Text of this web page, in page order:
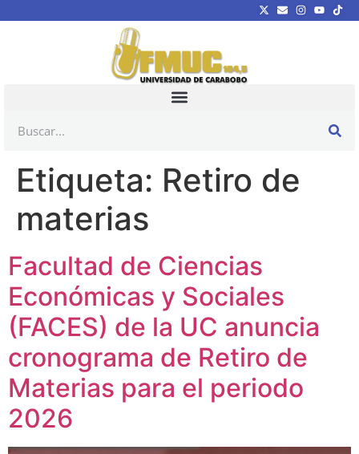
Etiqueta: Retiro de
materias
Facultad de Ciencias
Económicas y Sociales
(FACES) de la UC anuncia
cronograma de Retiro de
Materias para el periodo
2026